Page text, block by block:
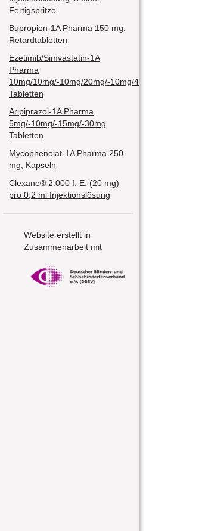
Fertigspritze
Bupropion-1A Pharma 150 mg,
Retardtabletten
Ezetimib/Simvastatin-1A
Pharma
10mg/10mg/-10mg/20mg/-10mg/40mg/-10mg/80mg
Tabletten
Aripiprazol-1A Pharma
5mg/-10mg/-15mg/-30mg
Tabletten
Mycophenolat-1A Pharma 250
mg, Kapseln
Clexane® 2.000 I. E. (20 mg)
pro 0,2 ml Injektionslösung
Website erstellt in
Zusammenarbeit mit